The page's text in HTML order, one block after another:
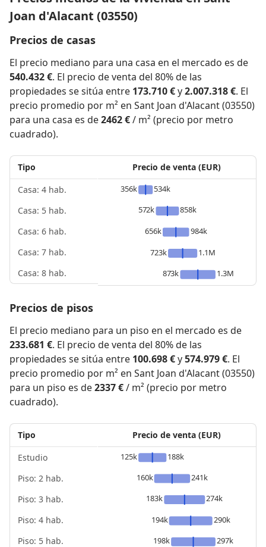
Joan d'Alacant (03550)
Precios de casas
El precio mediano para una casa en el mercado es de
540.432 €. El precio de venta del 80% de las
propiedades se sitúa entre 173.710 €y2.007.318 €. El
precio promedio por m² en Sant Joan d'Alacant (03550)
para una casa es de2462 €/ m² (precio por metro
cuadrado).
Tipo
Casa: 4 hab.
Casa: 5 hab.
Casa: 6 hab.
Casa: 7 hab.
Casa: 8 hab.
Precio de venta (EUR)
356k
534k
572k
858k
656k
984k
723k
1.1M
873k
1.3M
Precios de pisos
El precio mediano para un piso en el mercado es de
233.681 €. El precio de venta del 80% de las
propiedades se sitúa entre 100.698 €y574.979 €. El
precio promedio por m² en Sant Joan d'Alacant (03550)
para un piso es de2337 €/ m² (precio por metro
cuadrado).
Tipo
Estudio
Piso: 2 hab.
Piso: 3 hab.
Piso: 4 hab.
Piso: 5 hab.
Precio de venta (EUR)
125k
188k
160k
241k
183k
274k
194k
290k
198k
297k